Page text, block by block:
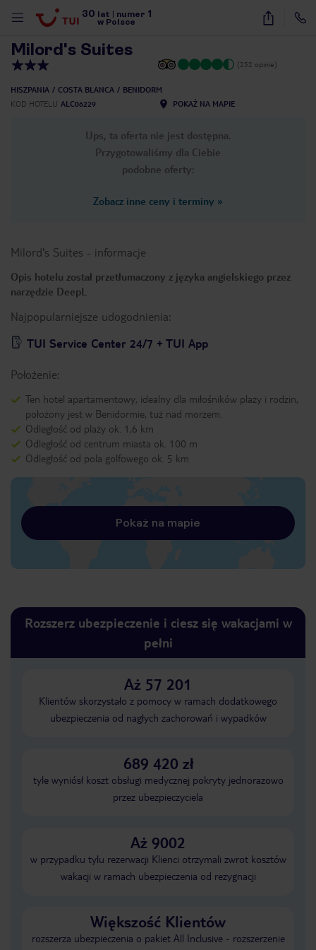
30 lat numer 1
w Polsce
13
Milord's Suites
(252 opinie)
HISZPANIA COSTA BLANCA
BENIDORM
KOD HOTELU ALC06229 POKAŻ NA MAPIE
Ups, ta oferta nie jest dostępna.
Przygotowaliśmy dla Ciebie
podobne oferty:
Zobacz inne ceny i terminy »
Milord's Suites - informacje
Opis hotelu został przetłumaczony z języka angielskiego przez
narzędzie DeepL
Najpopularniejsze udogodnienia:
TUI Service Center 24/7 + TUI App
Położenie:
Ten hotel apartamentowy, idealny dla miłośników plaży i rodzin,
położony jest w Benidormie, tuż nad morzem.
Odległość od plaży ok. 1,6 km
Odległość od centrum miasta ok. 100 m
Odległość od pola golfowego ok. 5 km
Pokaż na mapie
Rozszerz ubezpieczenie i ciesz się wakacjami w
pełni
Aż 57 201
Klientów skorzystało z pomocy w ramach dodatkowego
ubezpieczenia od nagłych zachorowań i wypadków
689 420 zł
tyle wyniósł koszt obsługi medycznej pokryty jednorazowo
przez ubezpieczyciela
Aż 9002
w przypadku tylu rezerwacji Klienci otrzymali zwrot kosztów
wakacji w ramach ubezpieczenia od rezygnacji
Większość Klientów
rozszerza ubezpieczenia o pakiet All Inclusive - rozszerzenie